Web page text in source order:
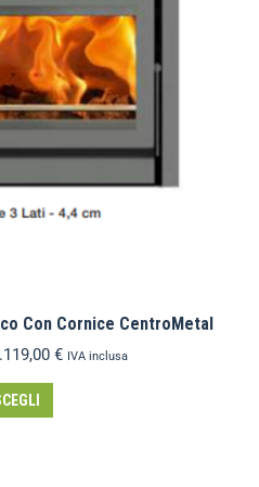
Con Cornice CentroMetal
€ IVA inclusa